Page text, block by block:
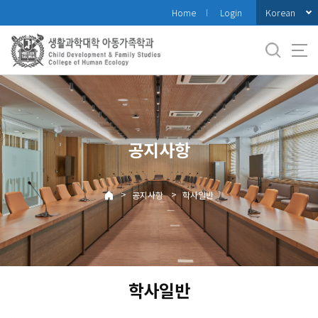
로
메
뉴
Home Login Korean
공지사항
> 공지사항 > 학사일반
학사일반